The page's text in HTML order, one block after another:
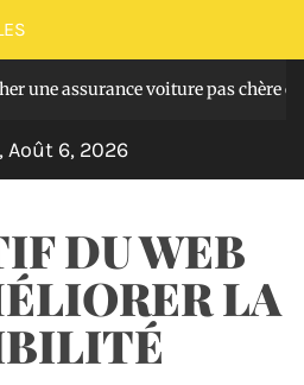
assurance voiture pas chère et
Août 6, 2026
DU WEB
LA